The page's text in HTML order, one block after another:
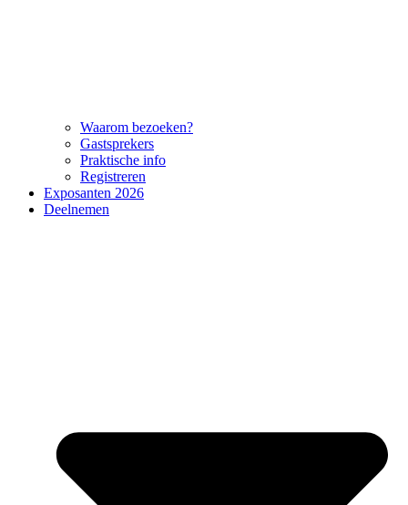
Waarom bezoeken?
Gastsprekers
Praktische info
Registreren
Exposanten 2026
Deelnemen